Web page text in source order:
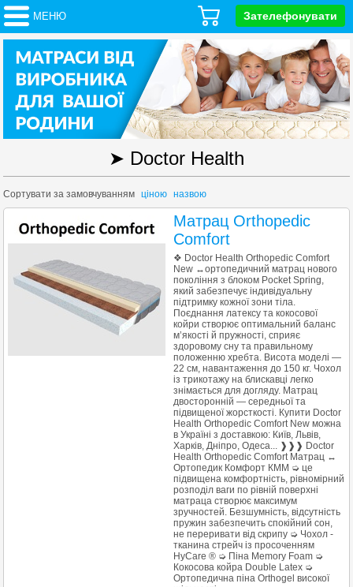
МЕНЮ Зателефонувати
➤ Doctor Health
Сортувати зазамовчуванням ціною назвою
Матрац Orthopedic
Comfort
❖ Doctor Health Orthopedic Comfort
New ↔ортопедичний матрац нового
покоління з блоком Pocket Spring,
який забезпечує індивідуальну
підтримку кожної зони тіла.
Поєднання латексу та кокосової
койри створює оптимальний баланс
м’якості й пружності, сприяє
здоровому сну та правильному
положенню хребта. Висота моделі —
22 см, навантаження до 150 кг. Чохол
із трикотажу на блискавці легко
знімається для догляду. Матрац
двосторонній — середньої та
підвищеної жорсткості. Купити Doctor
Health Orthopedic Comfort New можна
в Україні з доставкою: Київ, Львів,
Харків, Дніпро, Одеса... ❱❱❱ Doctor
Health Orthopedic Comfort Матрац ↔
Ортопедик Комфорт КММ ➭ це
підвищена комфортність, рівномірний
розподіл ваги по рівній поверхні
матраца створює максимум
зручностей. Безшумність, відсутність
пружин забезпечить спокійний сон,
не переривати від скрипу ➭ Чохол -
тканина стрейч із просоченням
HyCare ® ➭ Піна Memory Foam ➭
Кокосова койра Double Latex ➭
Ортопедична піна Orthogel високої